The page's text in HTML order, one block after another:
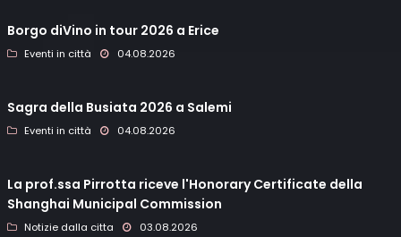
Borgo diVino in tour 2026 a Erice
Eventi in città 04.08.2026
Sagra della Busiata 2026 a Salemi
Eventi in città 04.08.2026
La prof.ssa Pirrotta riceve l'Honorary Certificate della
Shanghai Municipal Commission
Notizie dalla citta 03.08.2026